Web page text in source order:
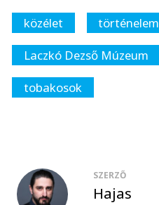
közélet
történelem
Laczkó Dezső Múzeum
tobakosok
SZERZŐ
Hajas